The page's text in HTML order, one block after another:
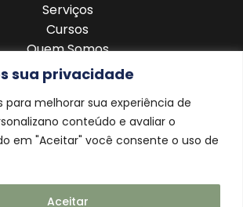
sua privacidade
para melhorar sua experiência de
conteúdo e avaliar o
em "Aceitar" você consente o uso de
Aceitar
Serviços
Cursos
Quem Somos
Blog
Contato